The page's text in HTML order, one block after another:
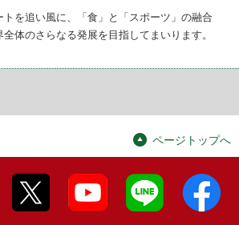
トを追い風に、「食」と「スポーツ」の融合
体のさらなる発展を目指してまいります。
ページトップへ